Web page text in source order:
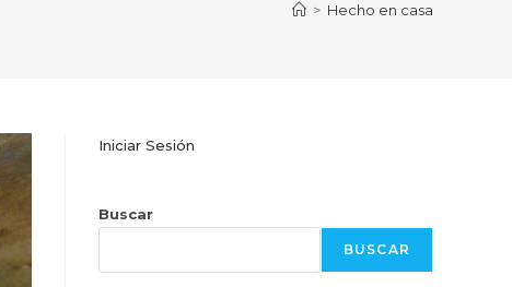
> Hecho en casa
Iniciar Sesión
Buscar
BUSCAR